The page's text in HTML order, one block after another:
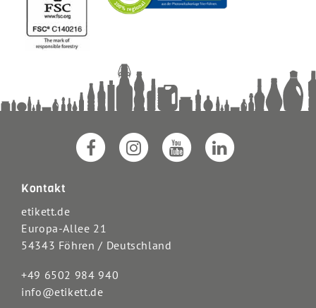
Kontakt
etikett.de
Europa-Allee 21
54343 Föhren / Deutschland
+49 6502 984 940
info@etikett.de